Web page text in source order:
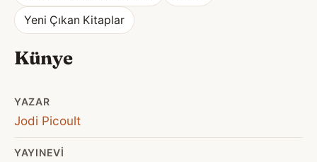
Yeni Çıkan Kitaplar
Künye
YAZAR
Jodi Picoult
YAYINEVI